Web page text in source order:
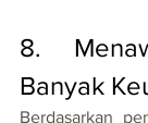
8.
Banyak
Berdasarkan